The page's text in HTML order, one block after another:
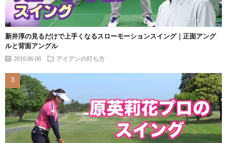
新井淳の見るだけで上手くなるスローモーションスイング｜正面アング
ルと背面アングル
2016.06.06 アイアンの打ち方